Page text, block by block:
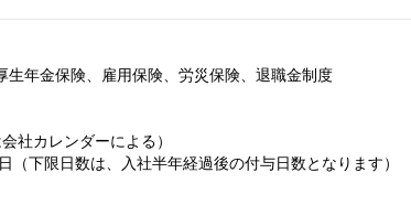
生年金保険、雇用保険、労災保険、退職金制度
社カレンダーによる）
（下限日数は、入社半年経過後の付与日数となります）